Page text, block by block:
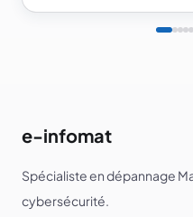
e-infomat
Spécialiste en dépannage
cybersécurité.